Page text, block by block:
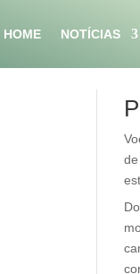
HOME NOTÍCIAS